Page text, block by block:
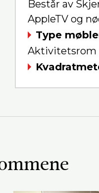
Består av
AppleTV og
Type
Aktivitetsrom